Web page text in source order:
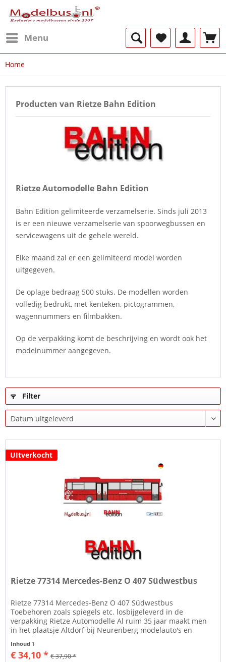
Menu
Home
Producten van Rietze Bahn Edition
Rietze Automodelle Bahn Edition
Bahn Edition gelimiteerde verzamelserie. Sinds juli 2013
is er een nieuwe verzamelserie van spoorwegbussen en
servicewagens uit de gehele wereld.
Elke maand zal er een gelimiteerd model worden
uitgegeven.
De oplage bedraag 500 stuks. De modellen worden
volledig bedrukt, met kenteken, pictogrammen,
wagennummers en filmbakken.
Op de verpakking komt de beschrijving en wordt ook het
modelnummer aangegeven.
Filter
UItverkocht
Rietze 77314 Mercedes-Benz O 407 Südwestbus
Rietze 77314 Mercedes-Benz O 407 Südwestbus
Toebehoren zoals spiegels etc. losbijgeleverd in de
verpakking Rietze Automodelle Al ruim 35 jaar maakt men
in het plaatsje Altdorf bij Neurenberg modelauto's en
Inhoud 1
€ 34,10 * € 37,90 *